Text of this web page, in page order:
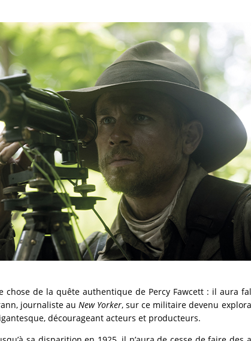
chose de la quête authentique de Percy Fawcett : il aura
journaliste au New Yorker, sur ce militaire devenu
décourageant acteurs et producteurs.